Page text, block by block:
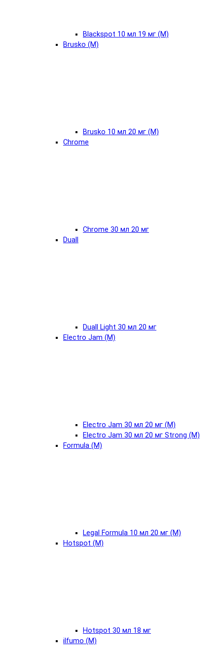
Blackspot 10 мл 19 мг (М)
Brusko (М)
Brusko 10 мл 20 мг (М)
Chrome
Chrome 30 мл 20 мг
Duall
Duall Light 30 мл 20 мг
Electro Jam (М)
Electro Jam 30 мл 20 мг (М)
Electro Jam 30 мл 20 мг Strong (М)
Formula (М)
Legal Formula 10 мл 20 мг (М)
Hotspot (М)
Hotspot 30 мл 18 мг
ilfumo (М)